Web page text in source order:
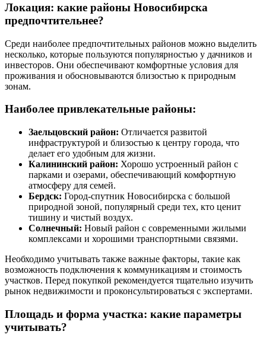
Локация: какие районы Новосибирска
предпочтительнее?
Среди наиболее предпочтительных районов можно выделить
несколько, которые пользуются популярностью у дачников и
инвесторов. Они обеспечивают комфортные условия для
проживания и обосновываются близостью к природным
зонам.
Наиболее привлекательные районы:
Заельцовский район: Отличается развитой
инфраструктурой и близостью к центру города, что
делает его удобным для жизни.
Калининский район: Хорошо устроенный район с
парками и озерами, обеспечивающий комфортную
атмосферу для семей.
Бердск: Город-спутник Новосибирска с большой
природной зоной, популярный среди тех, кто ценит
тишину и чистый воздух.
Солнечный: Новый район с современными жилыми
комплексами и хорошими транспортными связями.
Необходимо учитывать также важные факторы, такие как
возможность подключения к коммуникациям и стоимость
участков. Перед покупкой рекомендуется тщательно изучить
рынок недвижимости и проконсультироваться с экспертами.
Площадь и форма участка: какие параметры
учитывать?